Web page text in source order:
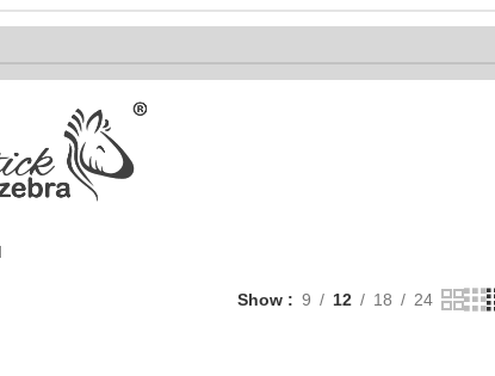
Show 9 12 18 24